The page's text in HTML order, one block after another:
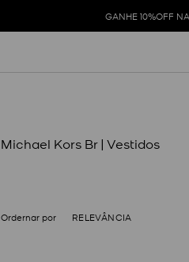
GANHE 10%OFF
Michael Kors Br | Vestidos
RELEVÂNCIA